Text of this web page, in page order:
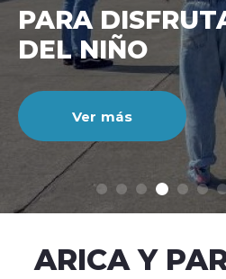
modo claro
CIENTO
DE JULIO
Ver más
ARICA Y